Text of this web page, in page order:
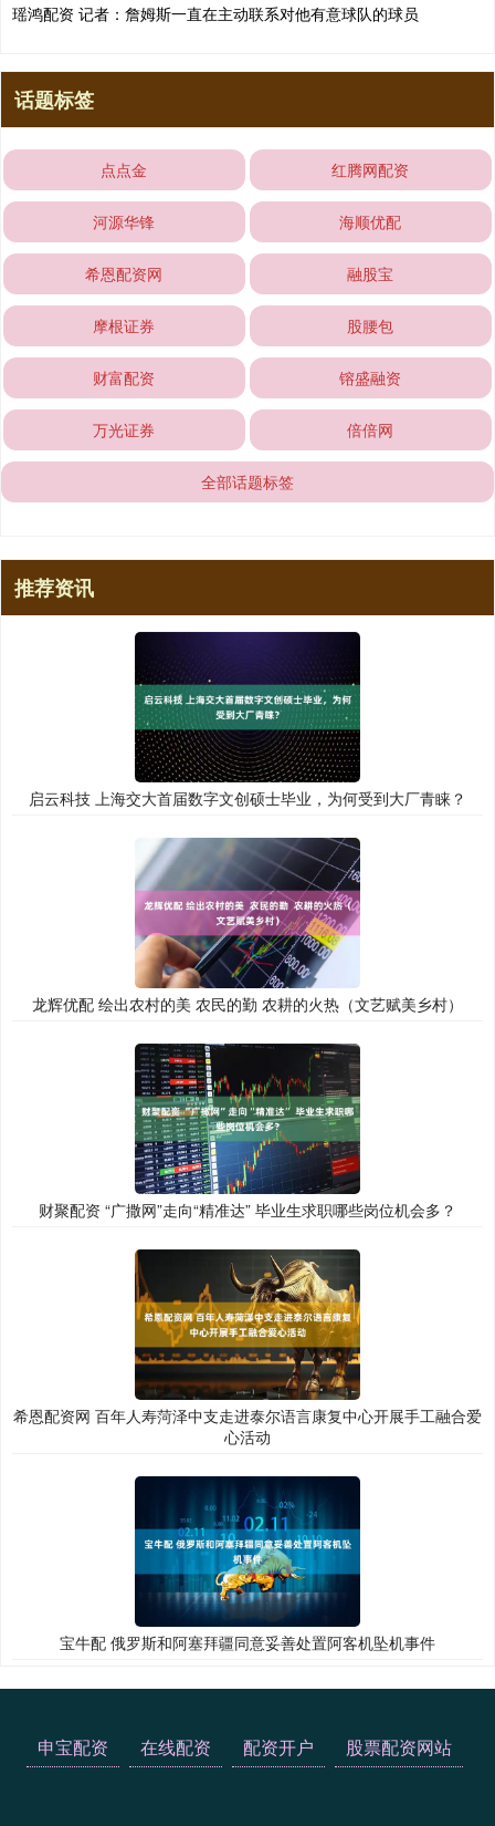
瑶鸿配资 记者：詹姆斯一直在主动联系对他有意球队的球员
话题标签
点点金 红腾网配资
河源华锋 海顺优配
希恩配资网 融股宝
摩根证券 股腰包
财富配资 镕盛融资
万光证券 倍倍网
全部话题标签
推荐资讯
启云科技 上海交大首届数字文创硕士毕业，为何受到大厂青睐？
龙辉优配 绘出农村的美 农民的勤 农耕的火热（文艺赋美乡村）
财聚配资 “广撒网”走向“精准达” 毕业生求职哪些岗位机会多？
希恩配资网 百年人寿菏泽中支走进泰尔语言康复中心开展手工融合爱
心活动
宝牛配 俄罗斯和阿塞拜疆同意妥善处置阿客机坠机事件
申宝配资 在线配资 配资开户 股票配资网站